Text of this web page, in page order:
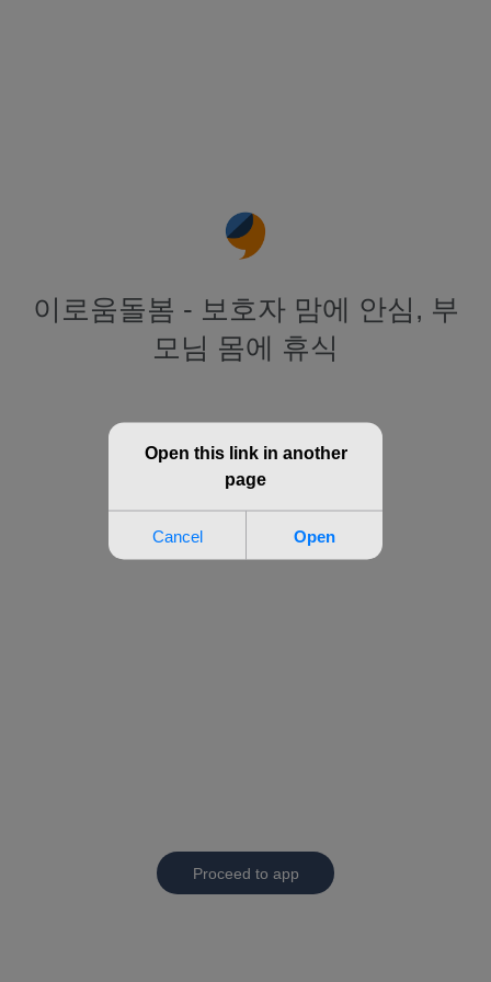
이로움돌봄 - 보호자 맘에 안심, 부
모님 몸에 휴식
Proceed to app